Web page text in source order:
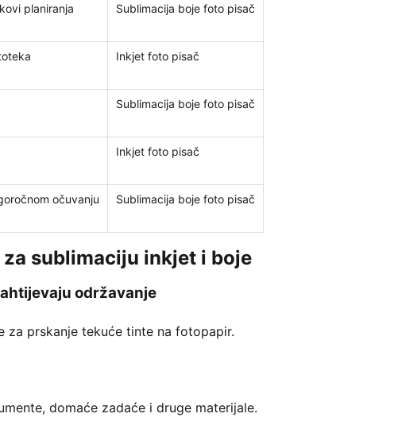
planiranja Sublimacija boje foto pisač
Inkjet foto pisač
Sublimacija boje foto pisač
Inkjet foto pisač
očuvanju Sublimacija boje foto pisač
za sublimaciju inkjet i boje
održavanje
za prskanje tekuće tinte na fotopapir.
domaće zadaće i druge materijale.